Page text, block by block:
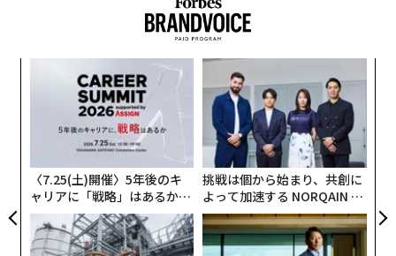
〈7.25(土)開催〉5年後のキ
ャリアに「戦略」はあるか。
トップエグゼクティブのキャ
リアに触れる1日│CAREER S
UMMIT 2026
挑戦は個から始まり、共創に
よって加速する NORQAIN JA
PAN 特別座談会